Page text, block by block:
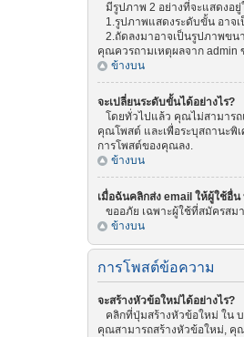
มีรูปภาพ 2 อย่างที่จะแสดงอ
1.รูปภาพแสดงระดับขั้น อาจ
2.ถัดลงมาอาจเป็นรูปภาพขน
คุณควรถามเหตุผลจาก admin
ข้างบน
จะเปลี่ยนระดับขั้นได้อย่างไร?
โดยทั่วไปแล้ว คุณไม่สามาร
คุณโพสต์ และเพื่อระบุสถานะพิ
การโพสต์ของคุณลง.
ข้างบน
เมื่อฉันคลิกส่ง email ให้ผู้ใช้อื่
ขออภัย เฉพาะผู้ใช้ที่สมัครสม
ข้างบน
การโพสต์ข้อความ
จะสร้างหัวข้อใหม่ได้อย่างไร?
คลิกที่ปุ่มสร้างหัวข้อใหม่ ใน
คุณสามารถสร้างหัวข้อใหม่, คุ